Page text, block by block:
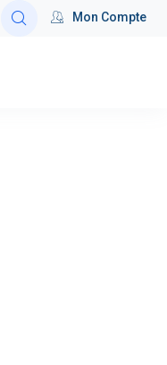
Mon Compte